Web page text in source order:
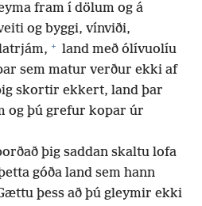
fram í dölum og á
og byggi, vínviði,
+ land með ólívuolíu
sem matur verður ekki af
skortir ekkert, land þar
og þú grefur kopar úr
þig saddan skaltu lofa
góða land sem hann
þess að þú gleymir ekki